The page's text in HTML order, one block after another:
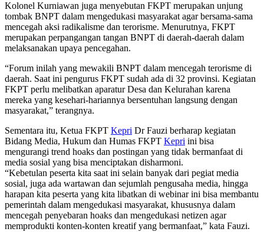
Kolonel Kurniawan juga menyebutan FKPT merupakan unjung
tombak BNPT dalam mengedukasi masyarakat agar bersama-sama
mencegah aksi radikalisme dan terorisme. Menurutnya, FKPT
merupakan perpangangan tangan BNPT di daerah-daerah dalam
melaksanakan upaya pencegahan.
“Forum inilah yang mewakili BNPT dalam mencegah terorisme di
daerah. Saat ini pengurus FKPT sudah ada di 32 provinsi. Kegiatan
FKPT perlu melibatkan aparatur Desa dan Kelurahan karena
mereka yang kesehari-hariannya bersentuhan langsung dengan
masyarakat,” terangnya.
Sementara itu, Ketua FKPT Kepri Dr Fauzi berharap kegiatan
Bidang Media, Hukum dan Humas FKPT Kepri ini bisa
mengurangi trend hoaks dan postingan yang tidak bermanfaat di
media sosial yang bisa menciptakan disharmoni.
“Kebetulan peserta kita saat ini selain banyak dari pegiat media
sosial, juga ada wartawan dan sejumlah pengusaha media, hingga
harapan kita peserta yang kita libatkan di webinar ini bisa membantu
pemerintah dalam mengedukasi masyarakat, khususnya dalam
mencegah penyebaran hoaks dan mengedukasi netizen agar
memprodukti konten-konten kreatif yang bermanfaat,” kata Fauzi.